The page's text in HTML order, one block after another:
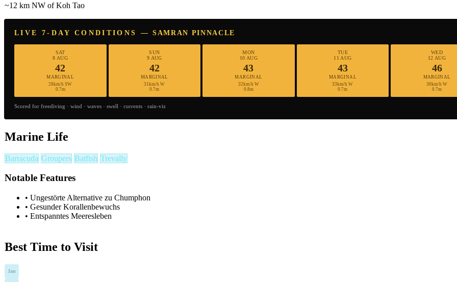
~12 km NW of Koh Tao
LIVE 7-DAY CONDITIONS — SAMRAN PINNACLE
SAT
8 AUG
42
MARGINAL
28km/h SW
0.7m
SUN
9 AUG
42
MARGINAL
31km/h W
0.7m
MON
10 AUG
43
MARGINAL
32km/h W
0.8m
TUE
11 AUG
43
MARGINAL
33km/h W
0.7m
WED
12 AUG
46
MARGINAL
30km/h W
0.7m
Scored for freediving · wind · waves · swell · currents · rain-viz
Marine Life
Barracuda Groupers Batfish Trevally
Notable Features
• Ungestörte Alternative zu Chumphon
• Gesunder Korallenbewuchs
• Entspanntes Meeresleben
Best Time to Visit
Jan